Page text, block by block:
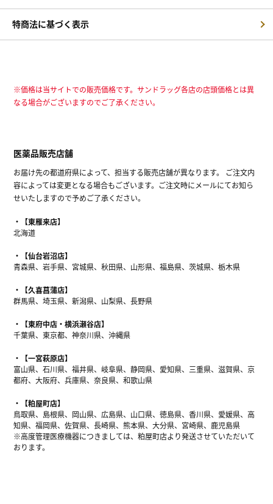
特商法に基づく表示
※価格は当サイトでの販売価格です。サンドラッグ各店の店頭価格とは異
なる場合がございますのでご了承ください。
医薬品販売店舗
お届け先の都道府県によって、担当する販売店舗が異なります。 ご注文内
容によっては変更となる場合もございます。ご注文時にメールにてお知ら
せいたしますので予めご了承ください。
【東雁来店】
北海道
【仙台岩沼店】
青森県、岩手県、宮城県、秋田県、山形県、福島県、茨城県、栃木県
【久喜菖蒲店】
群馬県、埼玉県、新潟県、山梨県、長野県
【東府中店・横浜瀬谷店】
千葉県、東京都、神奈川県、沖縄県
【一宮萩原店】
富山県、石川県、福井県、岐阜県、静岡県、愛知県、三重県、滋賀県、京
都府、大阪府、兵庫県、奈良県、和歌山県
【粕屋町店】
鳥取県、島根県、岡山県、広島県、山口県、徳島県、香川県、愛媛県、高
知県、福岡県、佐賀県、長崎県、熊本県、大分県、宮崎県、鹿児島県
※高度管理医療機器につきましては、粕屋町店より発送させていただいて
おります。